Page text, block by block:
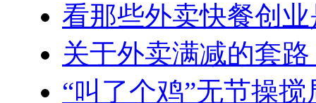
看那些外卖快餐创
关于外卖满减的套
“叫了个鸡”无节操